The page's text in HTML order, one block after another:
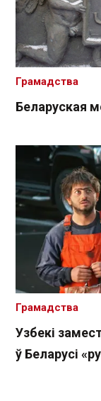
Беларуская
Грамадства
Узбекі
ў Беларусі
Грамадства